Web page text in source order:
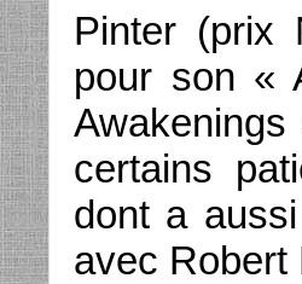
Pinter (prix
pour son «
certains
dont a
avec Robert